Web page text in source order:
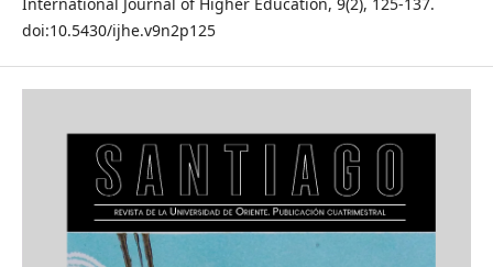
doi:10.5430/ijhe.v9n2p125